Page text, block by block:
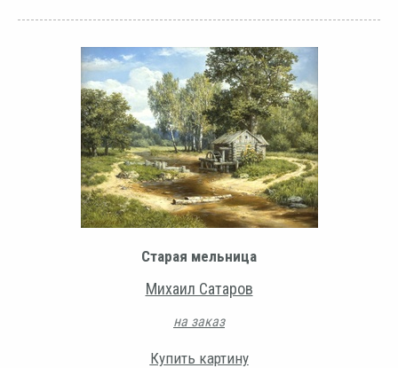
Старая мельница
Михаил Сатаров
на заказ
Купить картину